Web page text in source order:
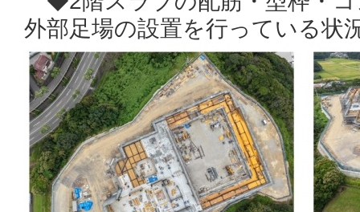
外部足場の設置を行っている状